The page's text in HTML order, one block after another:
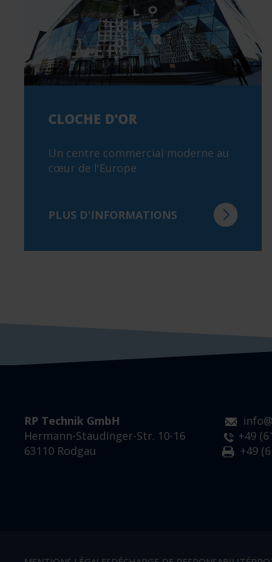
CLOCHE D'OR
Un centre commercial moderne au
cœur de l'Europe
PLUS D'INFORMATIONS
RP Technik GmbH
Hermann-Staudinger-Str. 10-16
63110 Rodgau
+49
+49